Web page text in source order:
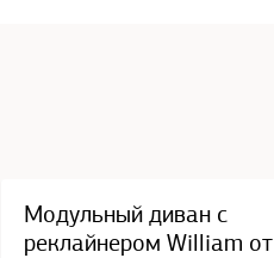
Модульный диван с
реклайнером William от